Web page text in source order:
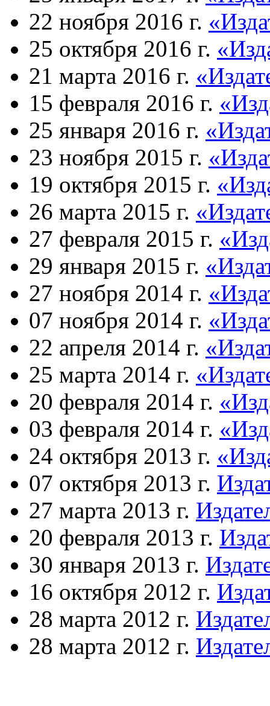
22 ноября 2016 г.
25 октября 2016 г.
21 марта 2016 г.
15 февраля 2016 г.
25 января 2016 г.
23 ноября 2015 г.
19 октября 2015 г.
26 марта 2015 г.
27 февраля 2015 г.
29 января 2015 г.
27 ноября 2014 г.
07 ноября 2014 г.
22 апреля 2014 г.
25 марта 2014 г.
20 февраля 2014 г.
03 февраля 2014 г.
24 октября 2013 г.
07 октября 2013 г.
27 марта 2013 г.
20 февраля 2013 г.
30 января 2013 г.
16 октября 2012 г.
28 марта 2012 г.
28 марта 2012 г.